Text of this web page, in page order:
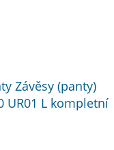
Závěsy (panty)
UR01 L kompletní